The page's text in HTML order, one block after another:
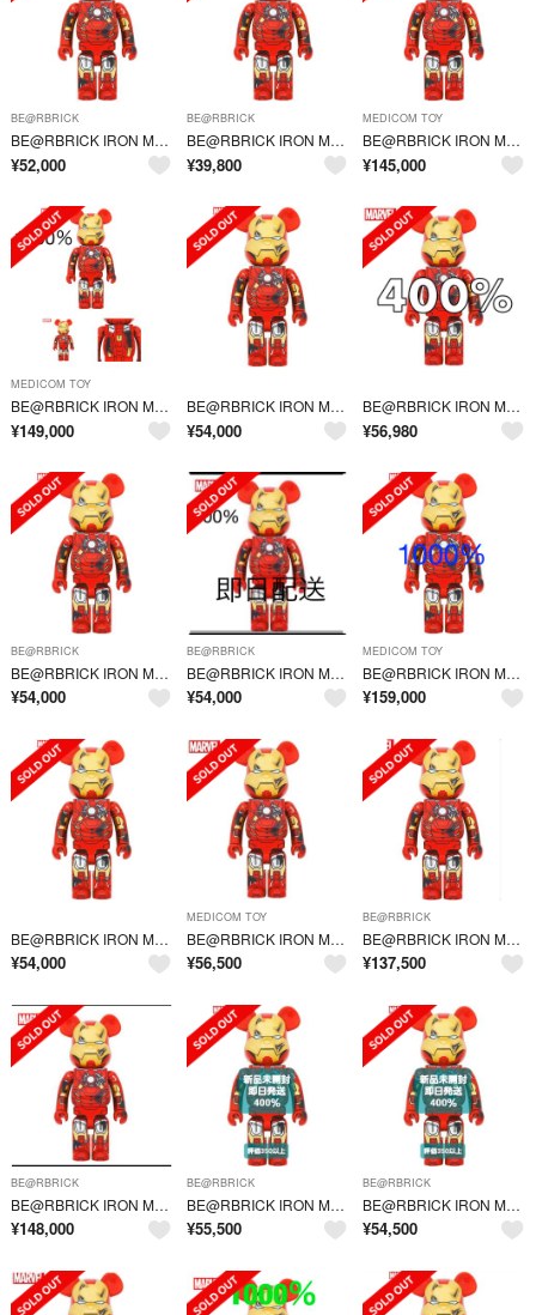
BE@RBRICK
BE@RBRICK IRON MAN MARK VII DAMAGE Ver.
¥52,000
BE@RBRICK
BE@RBRICK IRON MAN MARK VII DAMAGE Ver.
¥39,800
MEDICOM TOY
BE@RBRICK IRON MAN MARK VII DAMAGE Ver.
¥145,000
MEDICOM TOY
BE@RBRICK IRON MAN MARK VII DAMAGE Ver.
¥149,000
BE@RBRICK IRON MAN MARK VII DAMAGE Ver.
¥54,000
BE@RBRICK IRON MAN MARK VII DAMAGE Ver.
¥56,980
BE@RBRICK
BE@RBRICK IRON MAN MARK VII DAMAGE Ver.
¥54,000
BE@RBRICK
BE@RBRICK IRON MAN MARK VII DAMAGE Ver.
¥54,000
MEDICOM TOY
BE@RBRICK IRON MAN MARK VII DAMAGE Ver
¥159,000
BE@RBRICK IRON MAN MARK VII DAMAGE Ver.
¥54,000
MEDICOM TOY
BE@RBRICK IRON MAN MARK VII DAMAGE Ver.
¥56,500
BE@RBRICK
BE@RBRICK IRON MAN MARK VII DAMAGE Ver.
¥137,500
BE@RBRICK
BE@RBRICK IRON MAN MARK VII DAMAGE Ver.
¥148,000
BE@RBRICK
BE@RBRICK IRON MAN MARK VII DAMAGE Ver.
¥55,500
BE@RBRICK
BE@RBRICK IRON MAN MARK VII DAMAGE Ver.
¥54,500